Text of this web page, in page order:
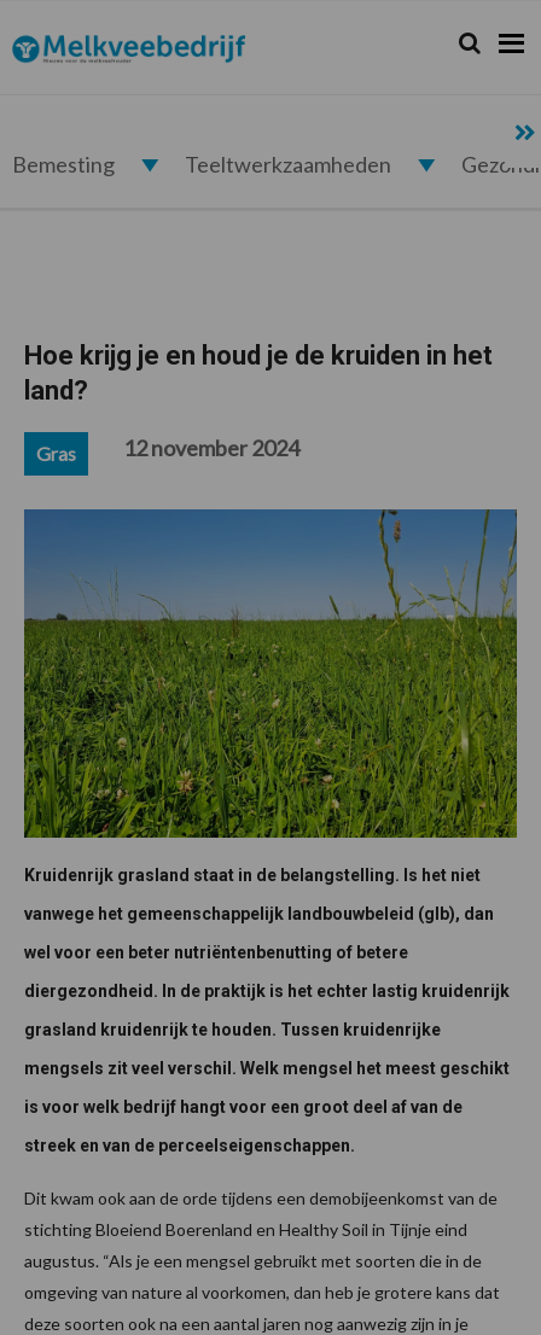
de
hoofdnavigatie
de
hoofd
de
eerste
de
voettekst
Melkveebedrijf.nl Zoeken...
Zoek
Bemesting Teeltwerkzaamheden
Hoe krijg je en houd je de kruiden in het
land?
Gras 12 november 2024
Kruidenrijk grasland staat in de belangstelling. Is het niet
vanwege het gemeenschappelijk landbouwbeleid (glb), dan
wel voor een beter nutriëntenbenutting of betere
diergezondheid. In de praktijk is het echter lastig kruidenrijk
grasland kruidenrijk te houden. Tussen kruidenrijke
mengsels zit veel verschil. Welk mengsel het meest geschikt
is voor welk bedrijf hangt voor een groot deel af van de
streek en van de perceelseigenschappen.
Dit kwam ook aan de orde tijdens een demobijeenkomst van de
stichting Bloeiend Boerenland en Healthy Soil in Tijnje eind
augustus. “Als je een mengsel gebruikt met soorten die in de
omgeving van nature al voorkomen, dan heb je grotere kans dat
deze soorten ook na een aantal jaren nog aanwezig zijn in je